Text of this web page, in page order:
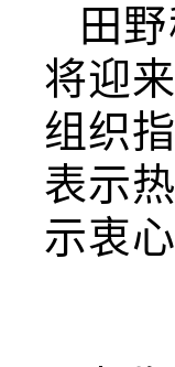
田
将迎
组织
表示
示衷